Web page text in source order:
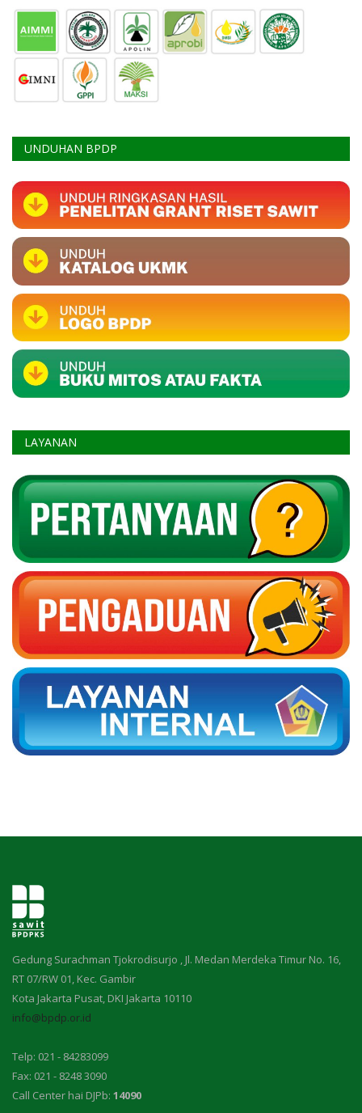
UNDUHAN BPDP
LAYANAN
Gedung Surachman Tjokrodisurjo , Jl. Medan Merdeka Timur No. 16,
RT 07/RW 01, Kec. Gambir
Kota Jakarta Pusat, DKI Jakarta 10110
info@bpdp.or.id
Telp: 021 - 84283099
Fax: 021 - 8248 3090
Call Center hai DJPb: 14090